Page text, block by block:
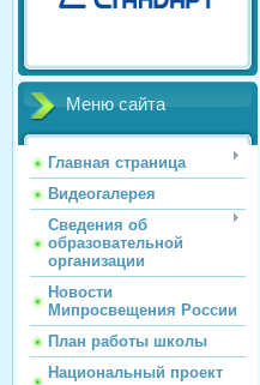
Меню сайта
Главная страница
Видеогалерея
Сведения об
образовательной
организации
Новости
Мипросвещения России
План работы школы
Национальный проект